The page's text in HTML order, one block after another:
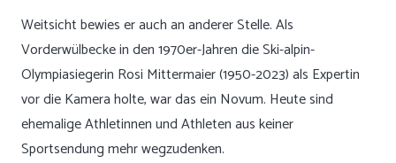
Weitsicht bewies er auch an anderer Stelle. Als
Vorderwülbecke in den 1970er-Jahren die Ski-alpin-
Olympiasiegerin Rosi Mittermaier (1950-2023) als Expertin
vor die Kamera holte, war das ein Novum. Heute sind
ehemalige Athletinnen und Athleten aus keiner
Sportsendung mehr wegzudenken.